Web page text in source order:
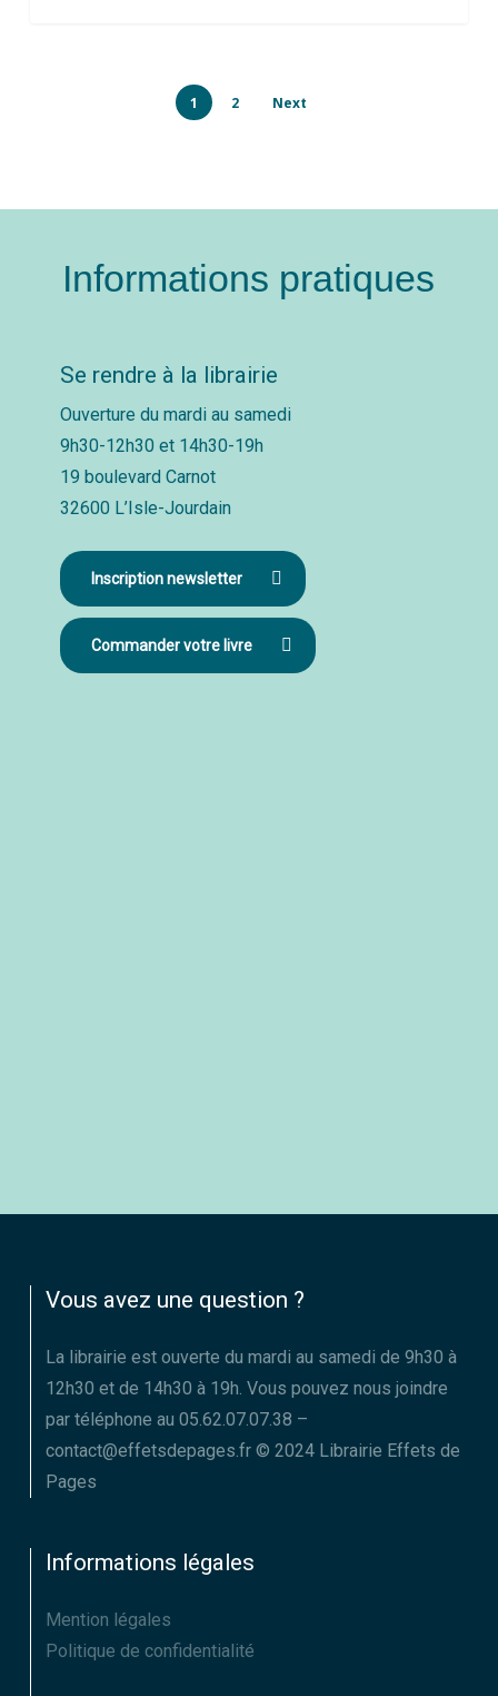
1 2 Next
Informations pratiques
Se rendre à la librairie
Ouverture du mardi au samedi
9h30-12h30 et 14h30-19h
19 boulevard Carnot
32600 L’Isle-Jourdain
Inscription newsletter
Commander votre livre
Vous avez une question ?
La librairie est ouverte du mardi au samedi de 9h30 à
12h30 et de 14h30 à 19h. Vous pouvez nous joindre
par téléphone au 05.62.07.07.38 –
contact@effetsdepages.fr © 2024 Librairie Effets de
Pages
Informations légales
Mention légales
Politique de confidentialité